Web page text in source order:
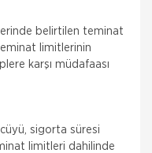
belirtilen teminat
limitlerinin
karşı müdafaası
sigorta süresi
limitleri dahilinde